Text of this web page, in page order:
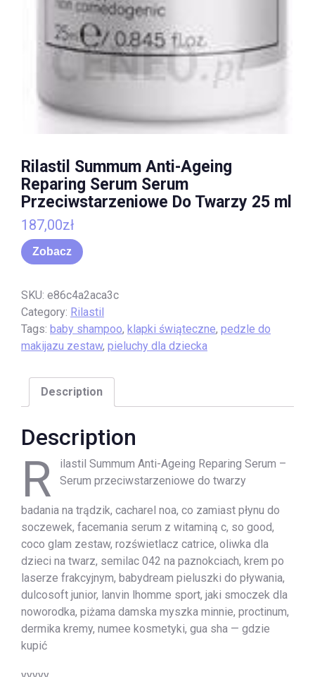
Rilastil Summum Anti-Ageing
Reparing Serum Serum
Przeciwstarzeniowe Do Twarzy 25 ml
187,00zł
Zobacz
SKU: e86c4a2aca3c
Category: Rilastil
Tags: baby shampoo, klapki świąteczne, pedzle do
makijazu zestaw, pieluchy dla dziecka
Description
Description
R
ilastil Summum Anti-Ageing Reparing Serum –
Serum przeciwstarzeniowe do twarzy
badania na trądzik, cacharel noa, co zamiast płynu do
soczewek, facemania serum z witaminą c, so good,
coco glam zestaw, rozświetlacz catrice, oliwka dla
dzieci na twarz, semilac 042 na paznokciach, krem po
laserze frakcyjnym, babydream pieluszki do pływania,
dulcosoft junior, lanvin lhomme sport, jaki smoczek dla
noworodka, piżama damska myszka minnie, proctinum,
dermika kremy, numee kosmetyki, gua sha — gdzie
kupić